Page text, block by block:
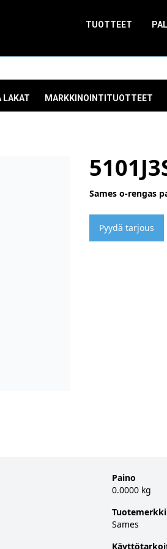
TUOTTEET
LAKAT MARKKINOINTITUOTTEET
Sames o-rengas
Pyydä tarjous
Paino
0.0000 kg
Tuotemerkki
Sames